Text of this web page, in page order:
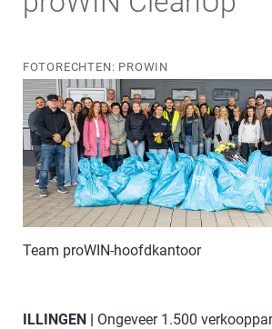
FOTORECHTEN: PROWIN
Team proWIN-hoofdkantoor
ILLINGEN | Ongeveer 1.500